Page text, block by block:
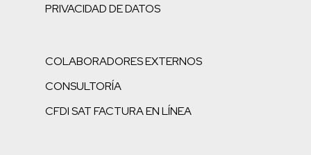
PRIVACIDAD DE DATOS
COLABORADORES EXTERNOS
CONSULTORÍA
CFDI SAT FACTURA EN LÍNEA